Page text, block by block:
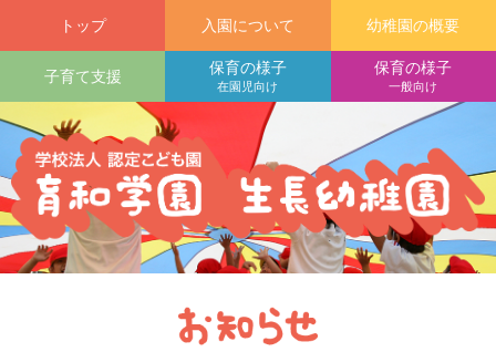
トップ 入園について 幼稚園の概要
子育て支援 保育の様子
在園児向け
保育の様子
一般向け